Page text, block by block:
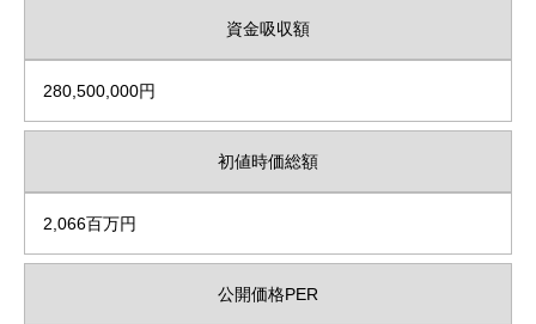
資金吸収額
280,500,000円
初値時価総額
2,066百万円
公開価格PER